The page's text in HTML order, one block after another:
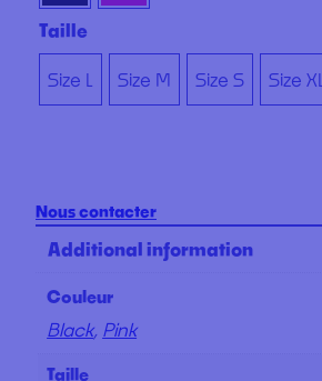
Taille
Size L Size M Size S Size XL
Nous contacter
Additional information
Couleur
Black, Pink
Taille